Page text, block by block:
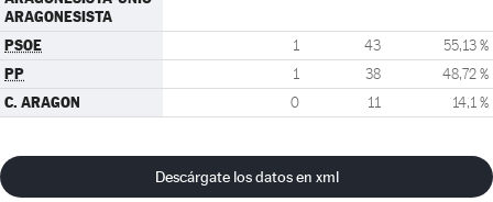
ARAGONESISTA
PSOE 1 43 55,13 %
PP 1 38 48,72 %
C. ARAGON 0 11 14,1 %
Descárgate los datos en xml